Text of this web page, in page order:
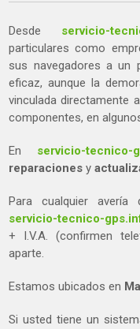
Desde servicio-
particulares como
sus navegadores a un
eficaz, aunque la
vinculada directamente
componentes, en
En servicio-tecnico-
reparaciones y
Para cualquier
servicio-tecnico-
+ I.V.A. (confirmen
aparte.
Estamos ubicados en
Si usted tiene un